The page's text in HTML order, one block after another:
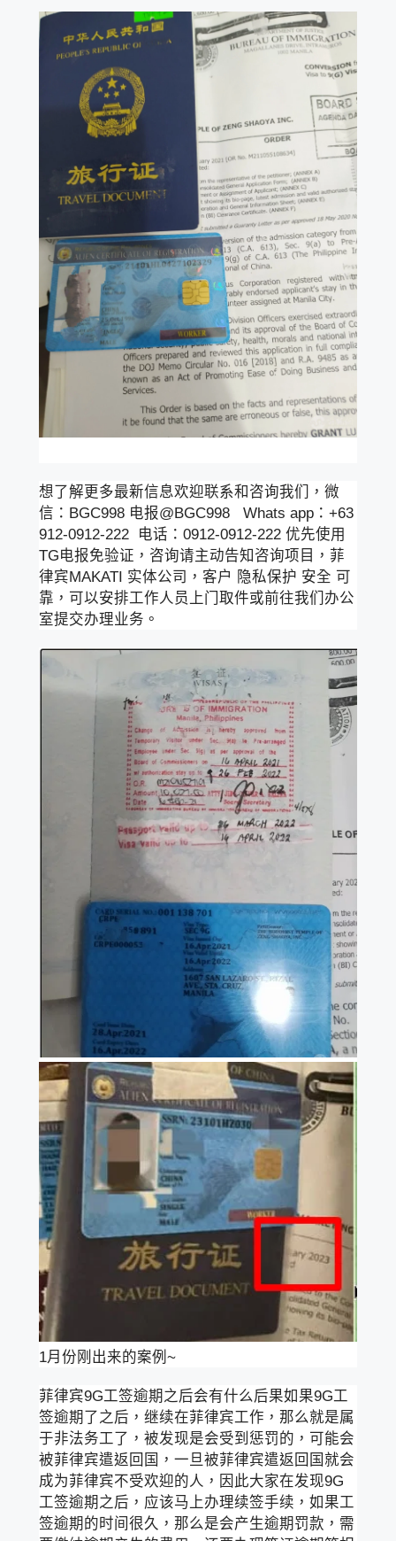
想了解更多最新信息欢迎联系和咨询我们，微
信：BGC998 电报@BGC998 Whats app：+63
912-0912-222 电话：0912-0912-222 优先使用
TG电报免验证，咨询请主动告知咨询项目，菲
律宾MAKATI 实体公司，客户 隐私保护 安全 可
靠，可以安排工作人员上门取件或前往我们办公
室提交办理业务。
1月份刚出来的案例~
菲律宾9G工签逾期之后会有什么后果如果9G工
签逾期了之后，继续在菲律宾工作，那么就是属
于非法务工了，被发现是会受到惩罚的，可能会
被菲律宾遣返回国，一旦被菲律宾遣返回国就会
成为菲律宾不受欢迎的人，因此大家在发现9G
工签逾期之后，应该马上办理续签手续，如果工
签逾期的时间很久，那么是会产生逾期罚款，需